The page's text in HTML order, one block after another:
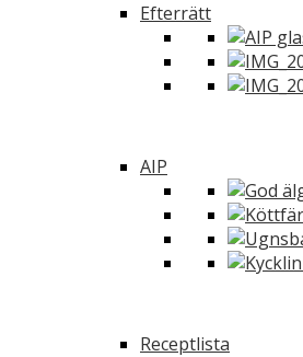
Efterrätt
AIP
Receptlista